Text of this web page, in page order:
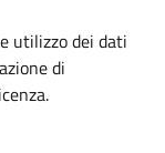
utilizzo dei dati
di